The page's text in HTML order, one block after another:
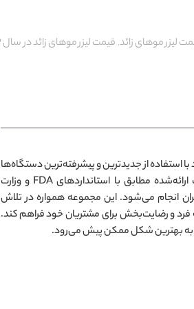
لیزر موهای زائد, قیمت لیزر موهای زائد در سال 1403
استفاده از جدیدترین و پیشرفته‌ترین دستگاه‌ها
در محیطی مدرن و آرامش‌بخش است. تمامی خدمات ارائه‌شده مطابق با استانداردهای FDA و وزارت
انجام می‌شود. این مجموعه همواره در تلاش
فرد و رضایت‌بخش برای مشتریان خود فراهم کند.
به بهترین شکل ممکن پیش می‌رود.